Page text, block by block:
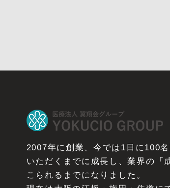
2007年に創業、今では1日に100
いただくまでに成長し、業界の「
こられるまでになりました。